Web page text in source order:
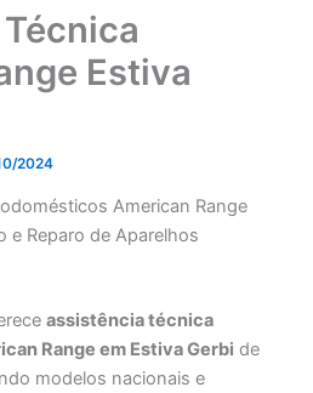
Estiva
2024
American Range
e Reparo de Aparelhos
assistência técnica
Range em Estiva Gerbi de
modelos nacionais e